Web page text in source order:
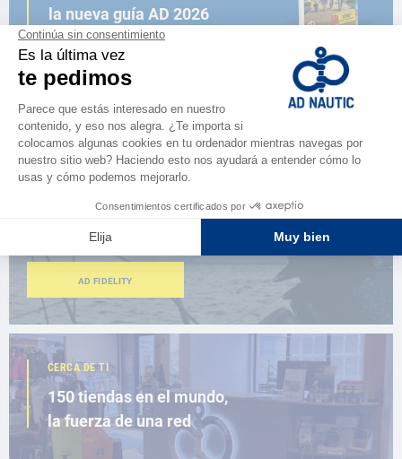
la nueva guía AD 2026
NAVEGAR POR EL CATÁLOGO
ESPACIO FIDELIDAD
¿Eres apasionado?
Benefíciate de ventajas exclusivas
AD FIDELITY
CERCA DE TI
150 tiendas en el mundo,
la fuerza de una red